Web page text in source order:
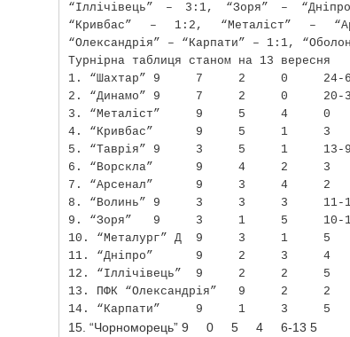
“Іллічівець” – 3:1, “Зоря” –
“Кривбас” – 1:2, “Металіст” –
“Олександрія” – “Карпати” – 1:1,
Турнірна таблиця станом на 13 вересня
1. “Шахтар”
9 7 2 0 24-6
2. “Динамо”
9 7 2 0 20-3
3. “Металіст”
9 5 4 0
4. “Кривбас”
9 5 1 3
5. “Таврія”
9 3 5 1 13-9
6. “Ворскла”
9 4 2 3
7. “Арсенал”
9 3 4 2
8. “Волинь”
9 3 3 3 11-
9. “Зоря”
9 3 1 5 10-
10. “Металург” Д
9 3 1 5
11. “Дніпро”
9 2 3 4
12. “Іллічівець”
9 2 2 5
13. ПФК “Олександрія”
9 2 2
14. “Карпати”
9 1 3 5
15. “Чорноморець” 9 0 5 4 6-13 5